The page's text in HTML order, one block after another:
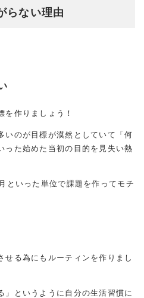
らない理由
を作りましょう！
いのが目標が漠然としていて「何
った始めた当初の目的を見失い熱
といった単位で課題を作ってモチ
せる為にもルーティンを作りまし
」というように自分の生活習慣に